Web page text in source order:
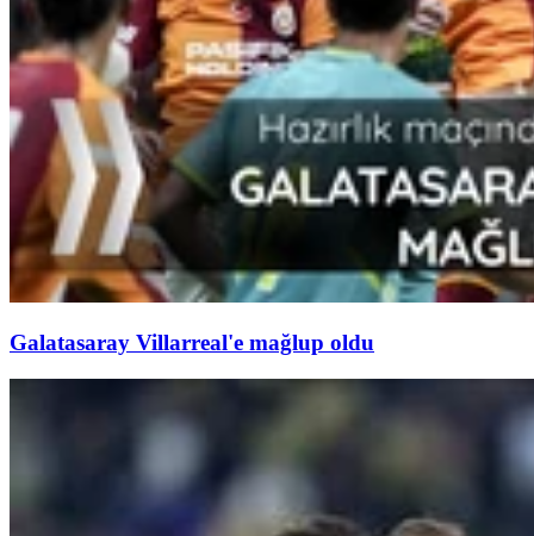
Galatasaray Villarreal'e mağlup oldu